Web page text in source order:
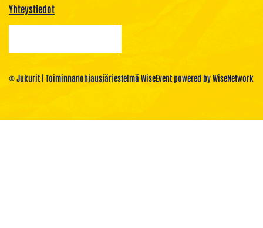
Yhteystiedot
© Jukurit | Toiminnanohjausjärjestelmä WiseEventpowered byWiseNetwork